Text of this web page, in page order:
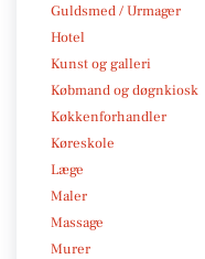
Guldsmed / Urmager
Hotel
Kunst og galleri
Købmand og døgnkiosk
Køkkenforhandler
Køreskole
Læge
Maler
Massage
Murer